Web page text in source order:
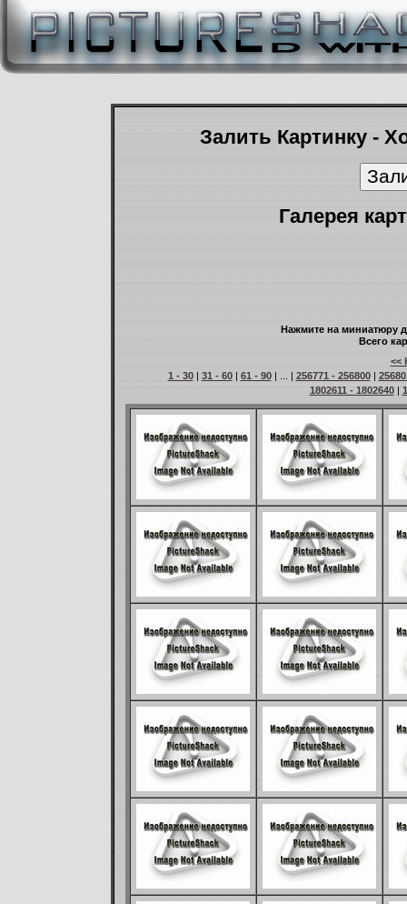
Залить Картинку -
Галерея
Нажмите на миниатюру
Всего
<<
1 - 30| 31 - 60| 61 - 90| ... | 256771 - 256800|
1802611 - 1802640|